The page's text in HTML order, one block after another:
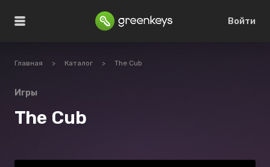
Войти
Главная > Каталог > The Cub
Игры
The Cub